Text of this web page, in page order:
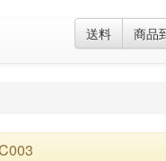
送料 商品